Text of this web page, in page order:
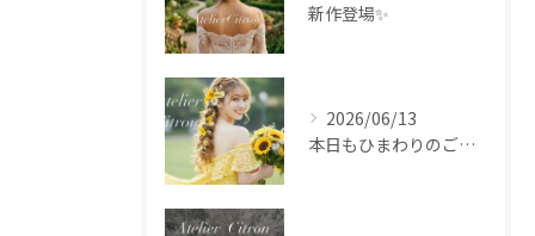
新作登場✨️
2026/06/13
本日もひまわりのご注文ありがとうございます✨️